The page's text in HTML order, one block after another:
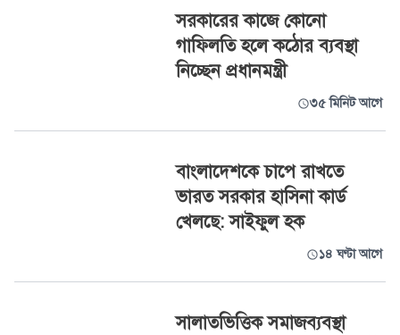
সরকারের কাজে কোনো
গাফিলতি হলে কঠোর ব্যবস্থা
নিচ্ছেন প্রধানমন্ত্রী
৩৫ মিনিট আগে
বাংলাদেশকে চাপে রাখতে
ভারত সরকার হাসিনা কার্ড
খেলছে: সাইফুল হক
১৪ ঘণ্টা আগে
সালাতভিত্তিক সমাজব্যবস্থা